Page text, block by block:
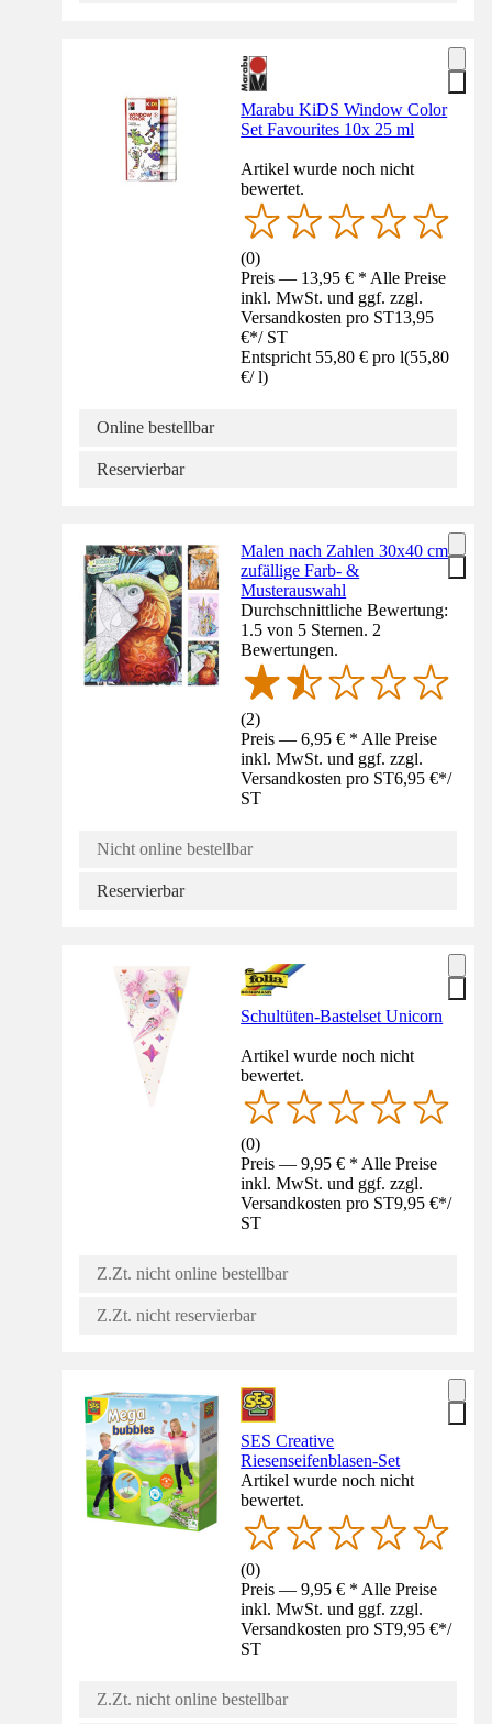
Marabu KiDS Window Color
Set Favourites 10x 25 ml
Artikel wurde noch nicht
bewertet.
(0)
Preis — 13,95 € * Alle Preise
inkl. MwSt. und ggf. zzgl.
Versandkosten pro ST13,95
€*/ ST
Entspricht 55,80 € pro l(55,80
€/ l)
Online bestellbar
Reservierbar
Malen nach Zahlen 30x40 cm
zufällige Farb- &
Musterauswahl
Durchschnittliche Bewertung:
1.5 von 5 Sternen. 2
Bewertungen.
(2)
Preis — 6,95 € * Alle Preise
inkl. MwSt. und ggf. zzgl.
Versandkosten pro ST6,95 €*/
ST
Nicht online bestellbar
Reservierbar
Schultüten-Bastelset Unicorn
Artikel wurde noch nicht
bewertet.
(0)
Preis — 9,95 € * Alle Preise
inkl. MwSt. und ggf. zzgl.
Versandkosten pro ST9,95 €*/
ST
Z.Zt. nicht online bestellbar
Z.Zt. nicht reservierbar
SES Creative
Riesenseifenblasen-Set
Artikel wurde noch nicht
bewertet.
(0)
Preis — 9,95 € * Alle Preise
inkl. MwSt. und ggf. zzgl.
Versandkosten pro ST9,95 €*/
ST
Z.Zt. nicht online bestellbar